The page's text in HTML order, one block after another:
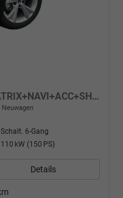
FR Black+ 5J GARANTIE+MATRIX+NAVI+ACC+SHZ+KAMERA+18" ALU
Neuwagen
Schalt. 6-Gang
110 kW (150 PS)
Details